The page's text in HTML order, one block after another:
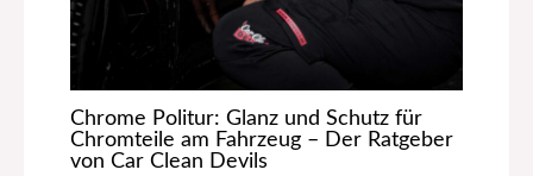
Chrome Politur: Glanz und Schutz für
Chromteile am Fahrzeug – Der Ratgeber
von Car Clean Devils